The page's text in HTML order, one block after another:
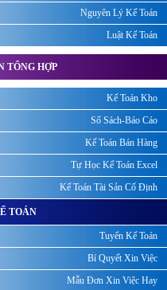
Nguyên Lý Kế Toán
Luật Kế Toán
TỔNG HỢP
Kế Toán Kho
Sổ Sách-Báo Cáo
Kế Toán Bán Hàng
Tự Học Kế Toán Excel
Kế Toán Tài Sản Cố Định
TOÁN
Tuyển Kế Toán
Bí Quyết Xin Việc
Mẫu Đơn Xin Việc Hay